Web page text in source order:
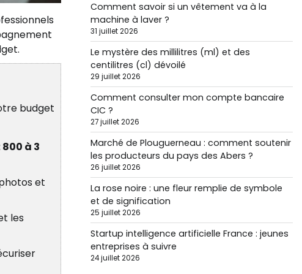
budget
à 3
et
les
Comment savoir si un vêtement va à la
machine à laver ?
31 juillet 2026
Le mystère des millilitres (ml) et des
centilitres (cl) dévoilé
29 juillet 2026
Comment consulter mon compte bancaire
CIC ?
27 juillet 2026
Marché de Plouguerneau : comment soutenir
les producteurs du pays des Abers ?
26 juillet 2026
La rose noire : une fleur remplie de symbole
et de signification
25 juillet 2026
Startup intelligence artificielle France : jeunes
entreprises à suivre
24 juillet 2026